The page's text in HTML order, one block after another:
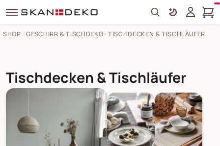
Search
SHOP GESCHIRR & TISCHDEKO TISCHDECKEN & TISCHLÄUFER
Tischdecken & Tischläufer